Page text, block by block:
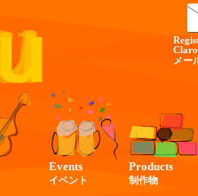
メー
Events
イベント
Products
制作物